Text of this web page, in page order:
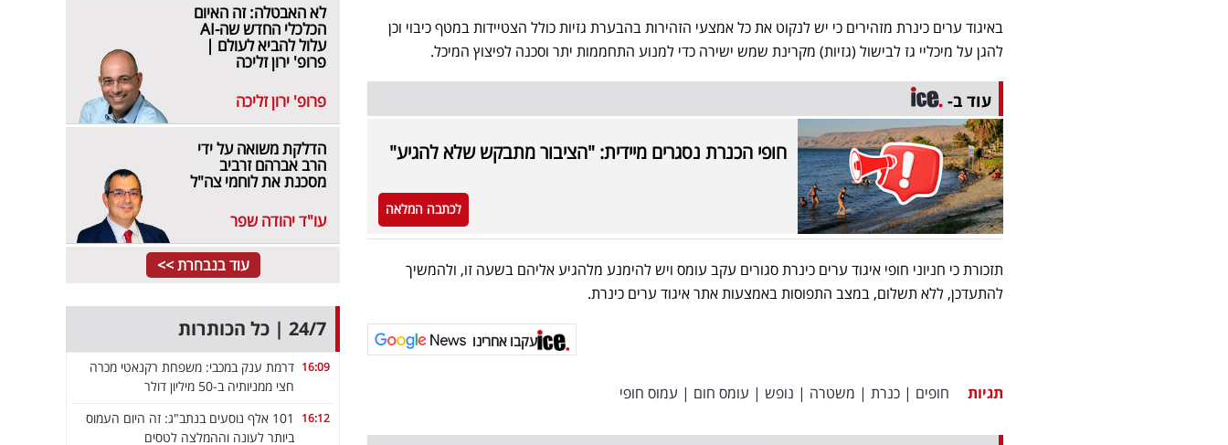
באיגוד ערים כינרת מזהירים כי יש לנקוט את כל אמצעי הזהירות בהבערת גזיות כולל הצטיידות במטף כיבוי וכן
להגן על מיכליי גז לבישול (גזיות) מקרינת שמש ישירה כדי למנוע התחממות יתר וסכנה לפיצוץ המיכל.
עוד ב-
חופי הכנרת נסגרים מיידית: "הציבור מתבקש שלא להגיע"
לכתבה המלאה
תזכורת כי חניוני חופי איגוד ערים כינרת סגורים עקב עומס ויש להימנע מלהגיע אליהם בשעה זו, ולהמשיך
להתעדכן, ללא תשלום, במצב התפוסות באמצעות אתר איגוד ערים כינרת.
עקבו אחרינו
תגיות חופים | כנרת | משטרה | נופש | עומס חום | עמוס חופי
לא האבטלה: זה האיום
הכלכלי החדש שה-AI
עלול להביא לעולם |
פרופ' ירון זליכה
פרופ' ירון זליכה
הדלקת משואה על ידי
הרב אברהם זרביב
מסכנת את לוחמי צה"ל
עו"ד יהודה שפר
עוד בנבחרת >>
24/7 | כל הכותרות
16:09 דרמת ענק במכבי: משפחת רקנאטי מכרה
חצי ממניותיה ב-50 מיליון דולר
16:12
101 אלף נוסעים בנתב"ג: זה היום העמוס
ביותר לעונה וההמלצה לטסים